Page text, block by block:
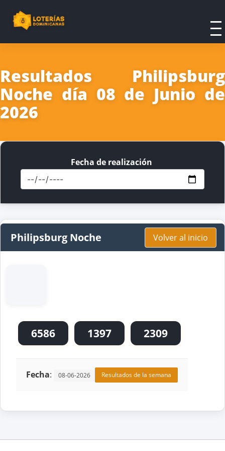
Resultados Philipsburg
Noche día 08 de Junio de
2026
Fecha de realización
Philipsburg Noche Volver al inicio
6586 1397 2309
Fecha: 08-06-2026 Resultados de la semana